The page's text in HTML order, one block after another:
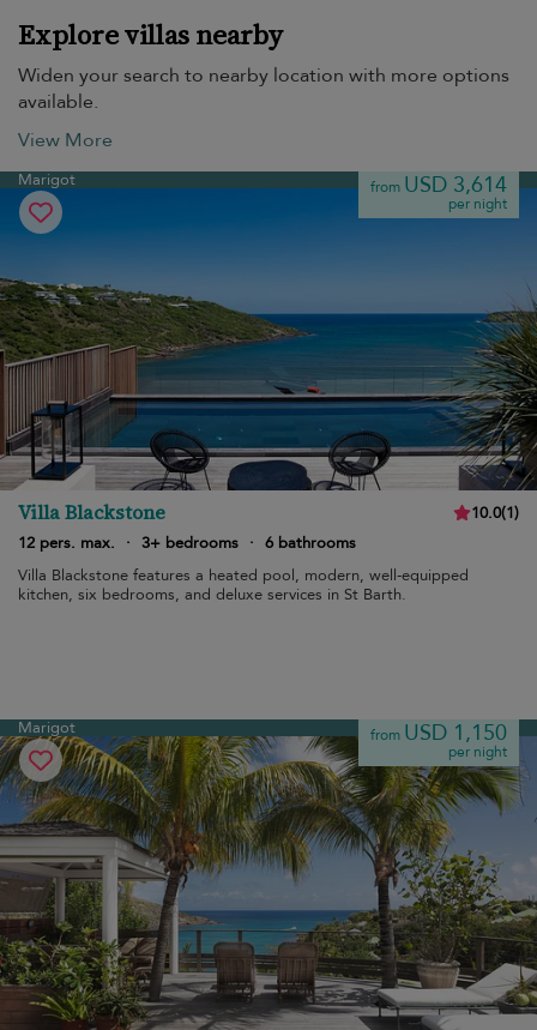
Explore villas nearby
Widen your search to nearby location with more options
available.
View More
Marigot from USD 3,614
per night
Villa Blackstone 10.0(1)
12 pers. max.
· 3+ bedrooms · 6 bathrooms
Villa Blackstone features a heated pool, modern, well-equipped
kitchen, six bedrooms, and deluxe services in St Barth.
Marigot from USD 1,150
per night